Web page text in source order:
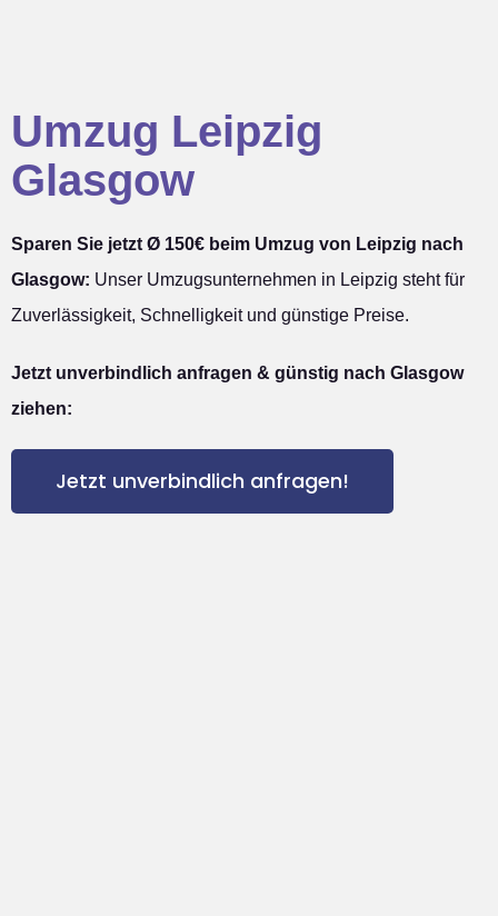
Umzug Leipzig
Glasgow
Sparen Sie jetzt Ø 150€ beim Umzug von Leipzig nach
Glasgow: Unser Umzugsunternehmen in Leipzig steht für
Zuverlässigkeit, Schnelligkeit und günstige Preise.
Jetzt unverbindlich anfragen & günstig nach Glasgow
ziehen:
Jetzt unverbindlich anfragen!